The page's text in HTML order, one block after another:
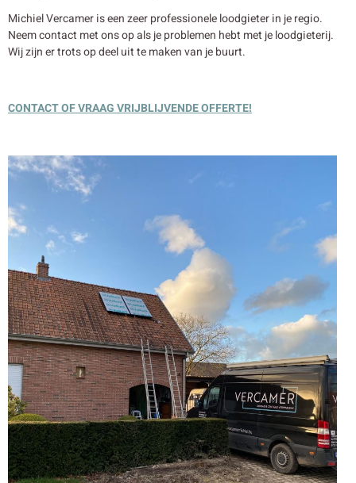
Michiel Vercamer is een zeer professionele loodgieter in je regio.
Neem contact met ons op als je problemen hebt met je loodgieterij.
Wij zijn er trots op deel uit te maken van je buurt.
CONTACT OF VRAAG VRIJBLIJVENDE OFFERTE!